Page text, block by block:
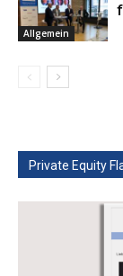
Allgemein
Private Equity